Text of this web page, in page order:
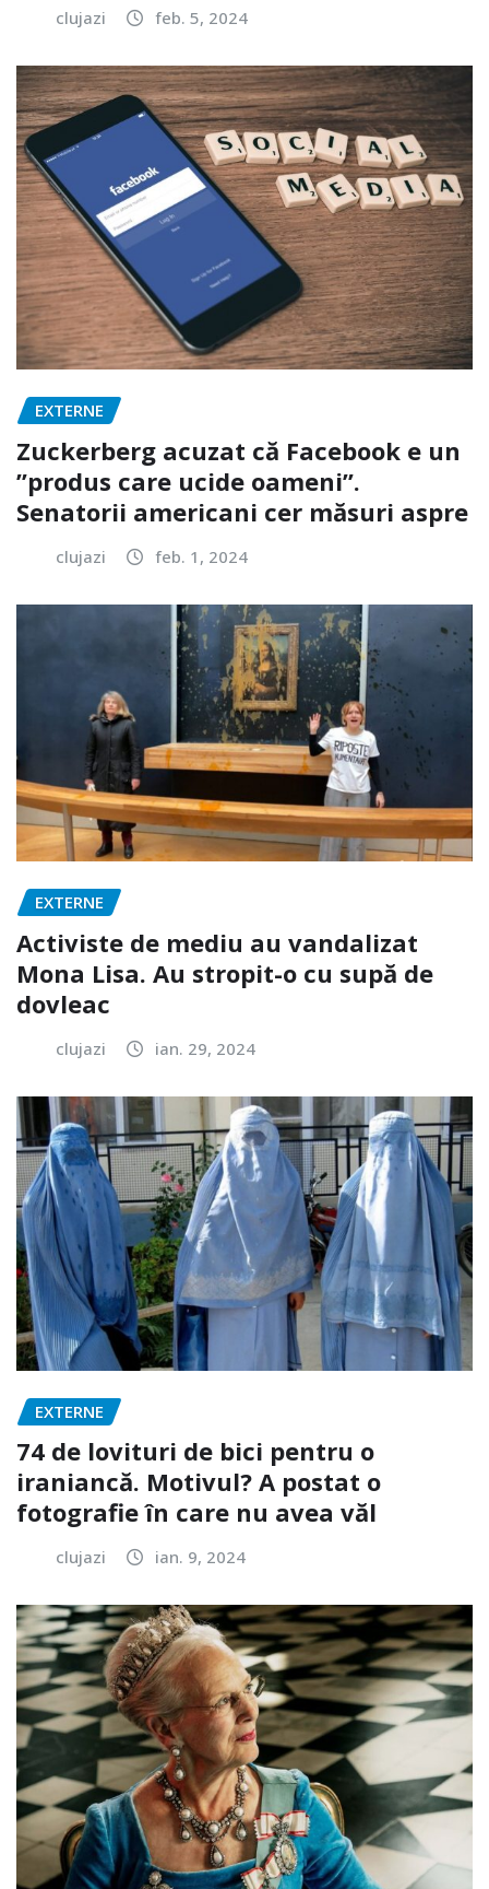
clujazi feb. 5, 2024
EXTERNE
Zuckerberg acuzat că Facebook e un
”produs care ucide oameni”.
Senatorii americani cer măsuri aspre
clujazi feb. 1, 2024
EXTERNE
Activiste de mediu au vandalizat
Mona Lisa. Au stropit-o cu supă de
dovleac
clujazi ian. 29, 2024
EXTERNE
74 de lovituri de bici pentru o
iraniancă. Motivul? A postat o
fotografie în care nu avea văl
clujazi ian. 9, 2024